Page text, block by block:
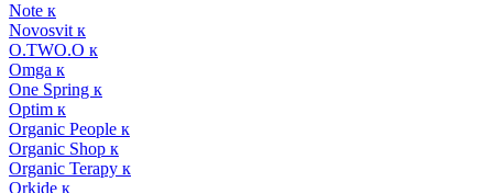
Note к
Novosvit к
O.TWO.O к
Omga к
One Spring к
Optim к
Organic People к
Organic Shop к
Organic Terapy к
Orkide к